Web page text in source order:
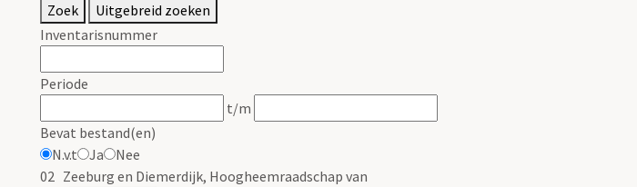
Zoek
Uitgebreid zoeken
Inventarisnummer
Periode
t/m
Bevat bestand(en)
N.v.t
Ja
Nee
02 Zeeburg en Diemerdijk, Hoogheemraadschap van